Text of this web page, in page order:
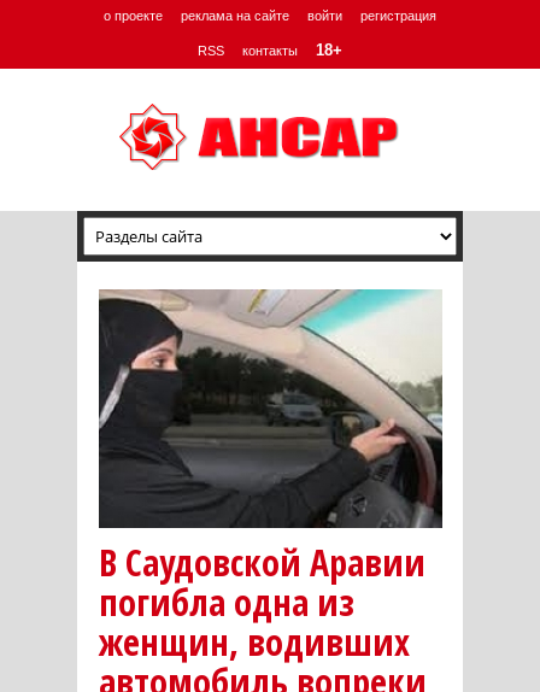
о проекте реклама на сайте войти регистрация
RSS контакты 18+
В Саудовской Аравии
погибла одна из
женщин, водивших
автомобиль вопреки